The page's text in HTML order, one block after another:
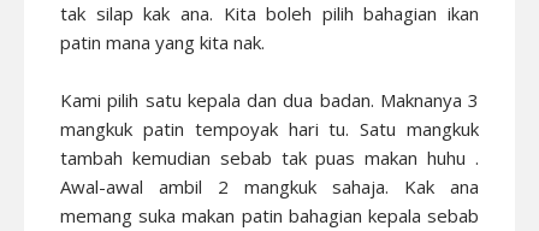
tak silap kak ana. Kita boleh pilih bahagian ikan
patin mana yang kita nak.
Kami pilih satu kepala dan dua badan. Maknanya 3
mangkuk patin tempoyak hari tu. Satu mangkuk
tambah kemudian sebab tak puas makan huhu .
Awal-awal ambil 2 mangkuk sahaja. Kak ana
memang suka makan patin bahagian kepala sebab